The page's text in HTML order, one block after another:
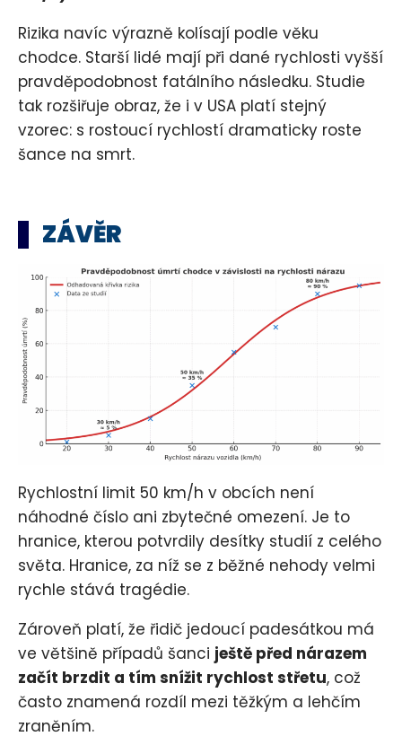
Rizika navíc výrazně kolísají podle věku
chodce. Starší lidé mají při dané rychlosti vyšší
pravděpodobnost fatálního následku. Studie
tak rozšiřuje obraz, že i v USA platí stejný
vzorec: s rostoucí rychlostí dramaticky roste
šance na smrt.
ZÁVĚR
Rychlostní limit 50 km/h v obcích není
náhodné číslo ani zbytečné omezení. Je to
hranice, kterou potvrdily desítky studií z celého
světa. Hranice, za níž se z běžné nehody velmi
rychle stává tragédie.
Zároveň platí, že řidič jedoucí padesátkou má
ve většině případů šanci ještě před nárazem
začít brzdit a tím snížit rychlost střetu, což
často znamená rozdíl mezi těžkým a lehčím
zraněním.